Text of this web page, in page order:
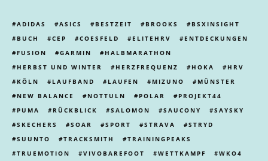
ADIDAS ASICS BESTZEIT BROOKS
BSXINSIGHT
BUCH
CEP COESFELD ELITEHRV
ENTDECKUNGEN
FUSION
GARMIN
HALBMARATHON
HERBST UND WINTER
HERZFREQUENZ HOKA
HRV
KÖLN
LAUFBAND LAUFEN MIZUNO
MÜNSTER
NEW BALANCE
NOTTULN POLAR
PROJEKT44
PUMA
RÜCKBLICK SALOMON SAUCONY
SAYSKY
SKECHERS
SOAR SPORT STRAVA
STRYD
SUUNTO
TRACKSMITH
TRAININGPEAKS
TRUEMOTION
VIVOBAREFOOT WETTKAMPF
WKO4